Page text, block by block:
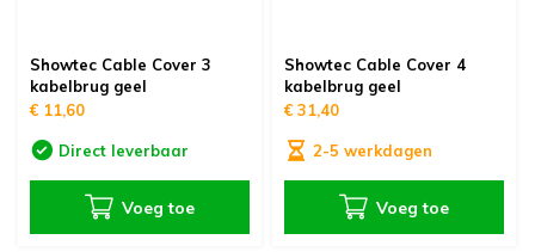
Showtec Cable Cover 3
kabelbrug geel
€ 11,60
Direct leverbaar
Voeg toe
Showtec Cable Cover 4
kabelbrug geel
€ 31,40
2-5 werkdagen
Voeg toe